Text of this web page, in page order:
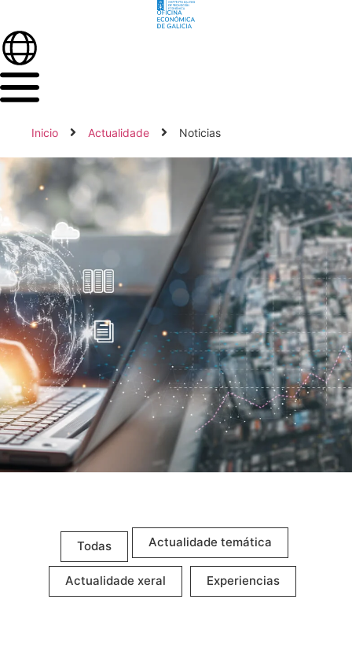
Inicio Actualidade Noticias
Todas Actualidade temática
Actualidade xeral Experiencias